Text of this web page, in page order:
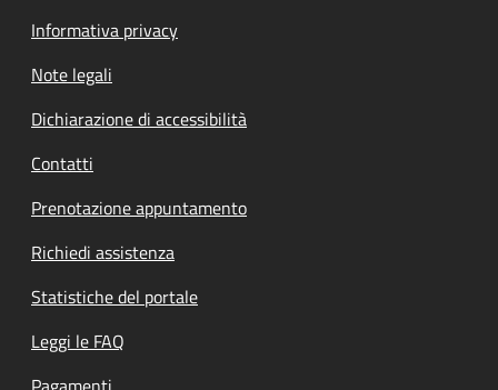
Informativa privacy
Note legali
Dichiarazione di accessibilità
Contatti
Prenotazione appuntamento
Richiedi assistenza
Statistiche del portale
Leggi le FAQ